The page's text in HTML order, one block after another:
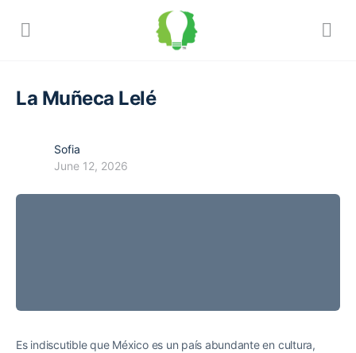
La Muñeca Lelé
Sofia
June 12, 2026
Es indiscutible que México es un país abundante en cultura,